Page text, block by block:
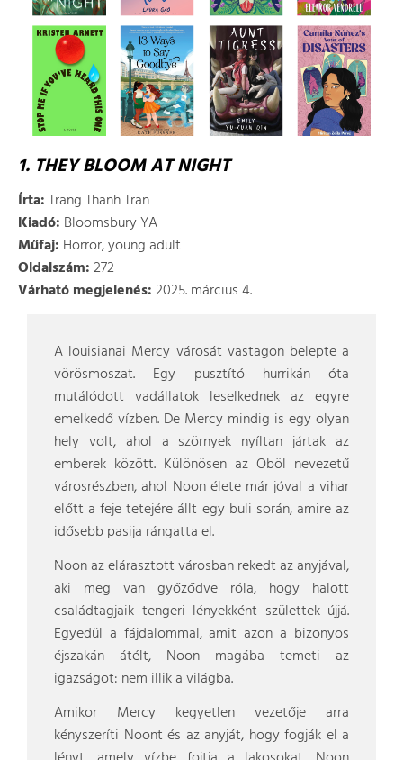
1. THEY BLOOM AT NIGHT
Írta:Trang Thanh Tran
Kiadó: Bloomsbury YA
Műfaj: Horror, young adult
Oldalszám:272
Várható megjelenés:2025. március 4.
A louisianai Mercy városát vastagon belepte a
vörösmoszat. Egy pusztító hurrikán óta
mutálódott vadállatok leselkednek az egyre
emelkedő vízben. De Mercy mindig is egy olyan
hely volt, ahol a szörnyek nyíltan jártak az
emberek között. Különösen az Öböl nevezetű
városrészben, ahol Noon élete már jóval a vihar
előtt a feje tetejére állt egy buli során, amire az
idősebb pasija rángatta el.
Noon az elárasztott városban rekedt az anyjával,
aki meg van győződve róla, hogy halott
családtagjaik tengeri lényekként születtek újjá.
Egyedül a fájdalommal, amit azon a bizonyos
éjszakán átélt, Noon magába temeti az
igazságot: nem illik a világba.
Amikor Mercy kegyetlen vezetője arra
kényszeríti Noont és az anyját, hogy fogják el a